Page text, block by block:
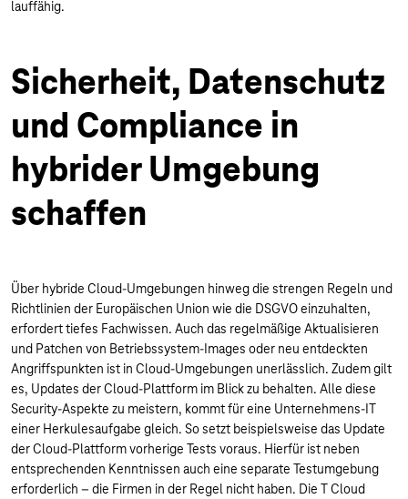
lauffähig.
Sicherheit, Datenschutz
und Compliance in
hybrider Umgebung
schaffen
Über hybride Cloud-Umgebungen hinweg die strengen Regeln und
Richtlinien der Europäischen Union wie die DSGVO einzuhalten,
erfordert tiefes Fachwissen. Auch das regelmäßige Aktualisieren
und Patchen von Betriebssystem-Images oder neu entdeckten
Angriffspunkten ist in Cloud-Umgebungen unerlässlich. Zudem gilt
es, Updates der Cloud-Plattform im Blick zu behalten. Alle diese
Security-Aspekte zu meistern, kommt für eine Unternehmens-IT
einer Herkulesaufgabe gleich. So setzt beispielsweise das Update
der Cloud-Plattform vorherige Tests voraus. Hierfür ist neben
entsprechenden Kenntnissen auch eine separate Testumgebung
erforderlich – die Firmen in der Regel nicht haben. Die T Cloud